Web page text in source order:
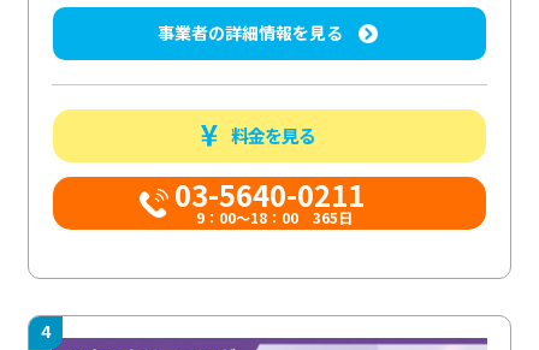
事業者の詳細情報を見る
料金を見る
03-5640-0211
9：00～18：00 365日
4